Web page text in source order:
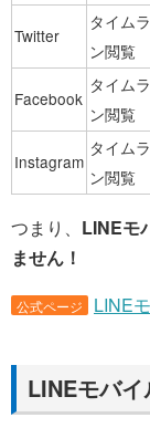
Twitter
タイム
ン閲覧
Facebook
タイム
ン閲覧
Instagram
タイム
ン閲覧
つまり、 LINEモ
ません！
公式ページ LINE
LINEモバ